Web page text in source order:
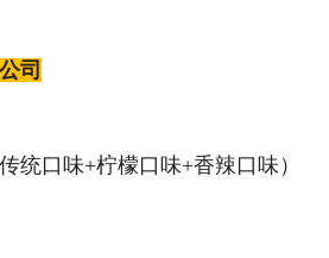
司
统口味+柠檬口味+香辣口味）